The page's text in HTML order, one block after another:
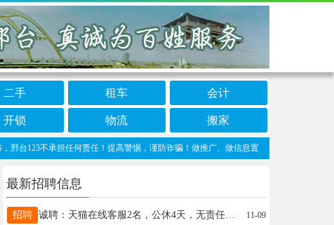
二手 租车 会计
开锁 物流 搬家
台123不承担任何责任！提高警惕，谨防诈骗！做推广、做信息置顶！请加邢台123客服微
最新招聘信息
招聘 诚聘：天猫在线客服2名，公休4天，无责任底薪+提成 综合薪资4500以上 13102570926 11-09